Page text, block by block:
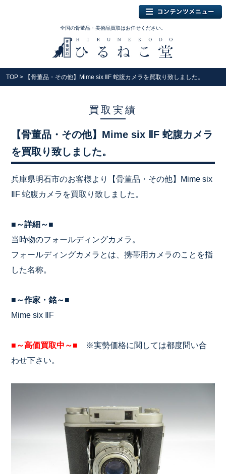
全国の骨董品・美術品買取はお任せください。
TOP > 【骨董品・その他】Mime six ⅡF 蛇腹カメラを買取り致しました。
買取実績
【骨董品・その他】Mime six ⅡF 蛇腹カメラ
を買取り致しました。
兵庫県明石市のお客様より【骨董品・その他】Mime six
ⅡF 蛇腹カメラを買取り致しました。
■～詳細～■
当時物のフォールディングカメラ。
フォールディングカメラとは、携帯用カメラのことを指
した名称。
■～作家・銘～■
Mime six ⅡF
■～高価買取中～■ ※実勢価格に関しては都度問い合
わせ下さい。